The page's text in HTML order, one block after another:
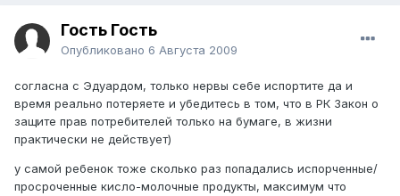
Гость Гость
Опубликовано 6 Августа 2009
согласна с Эдуардом, только нервы себе испортите да и
время реально потеряете и убедитесь в том, что в РК Закон о
защите прав потребителей только на бумаге, в жизни
практически не действует)
у самой ребенок тоже сколько раз попадались испорченные/
просроченные кисло-молочные продукты, максимум что